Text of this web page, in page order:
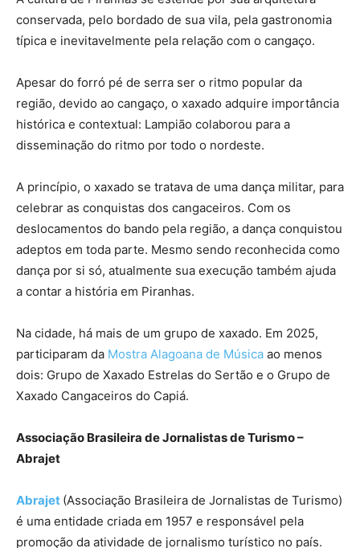
conservada, pelo bordado de sua vila, pela gastronomia
típica e inevitavelmente pela relação com o cangaço.
Apesar do forró pé de serra ser o ritmo popular da
região, devido ao cangaço, o xaxado adquire importância
histórica e contextual: Lampião colaborou para a
disseminação do ritmo por todo o nordeste.
A princípio, o xaxado se tratava de uma dança militar, para
celebrar as conquistas dos cangaceiros. Com os
deslocamentos do bando pela região, a dança conquistou
adeptos em toda parte. Mesmo sendo reconhecida como
dança por si só, atualmente sua execução também ajuda
a contar a história em Piranhas.
Na cidade, há mais de um grupo de xaxado. Em 2025,
participaram da Mostra Alagoana de Música ao menos
dois: Grupo de Xaxado Estrelas do Sertão e o Grupo de
Xaxado Cangaceiros do Capiá.
Associação Brasileira de Jornalistas de Turismo –
Abrajet
Abrajet (Associação Brasileira de Jornalistas de Turismo)
é uma entidade criada em 1957 e responsável pela
promoção da atividade de jornalismo turístico no país.